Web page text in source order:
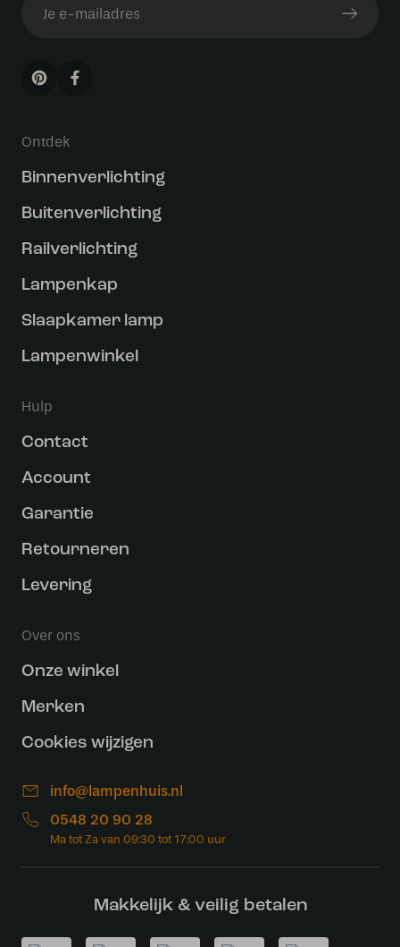
Ontdek
Binnenverlichting
Buitenverlichting
Railverlichting
Lampenkap
Slaapkamer lamp
Lampenwinkel
Hulp
Contact
Account
Garantie
Retourneren
Levering
Over ons
Onze winkel
Merken
Cookies wijzigen
info@lampenhuis.nl
0548 20 90 28
Makkelijk & veilig betalen